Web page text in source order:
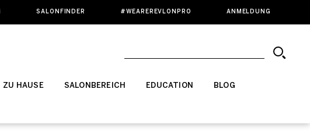
SALONFINDER #WEAREREVLONPRO ANMELDUNG
ZU HAUSE SALONBEREICH EDUCATION BLOG